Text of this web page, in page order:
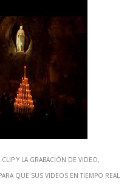
y la grabación de video,
que sus videos en tiempo real